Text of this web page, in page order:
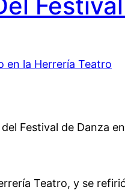
Festival de Danza
Teatro, y se